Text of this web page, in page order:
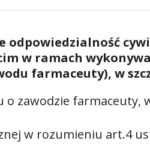
odpowiedzialność
w ramach
farmaceuty), w
o zawodzie farmaceuty,
w rozumieniu art.4